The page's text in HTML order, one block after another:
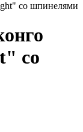
со шпинелями
со